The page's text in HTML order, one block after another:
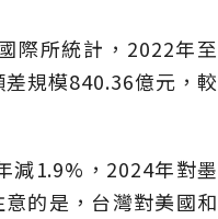
際所統計，2022年至
規模840.36億元，較
減1.9%，2024年對墨
的是，台灣對美國和